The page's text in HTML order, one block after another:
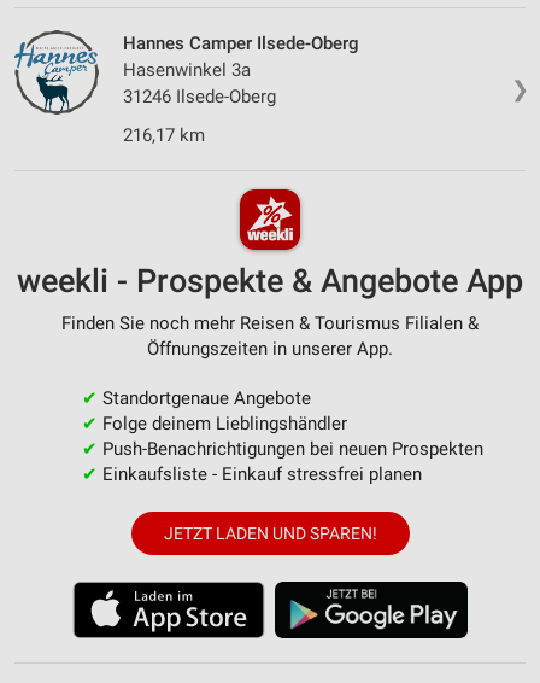
❯
Hannes Camper Ilsede-Oberg
Hasenwinkel 3a
31246 Ilsede-Oberg
216,17 km
weekli - Prospekte & Angebote App
Finden Sie noch mehr Reisen & Tourismus Filialen &
Öffnungszeiten in unserer App.
✔ Standortgenaue Angebote
✔ Folge deinem Lieblingshändler
✔ Push-Benachrichtigungen bei neuen Prospekten
✔ Einkaufsliste - Einkauf stressfrei planen
JETZT LADEN UND SPAREN!